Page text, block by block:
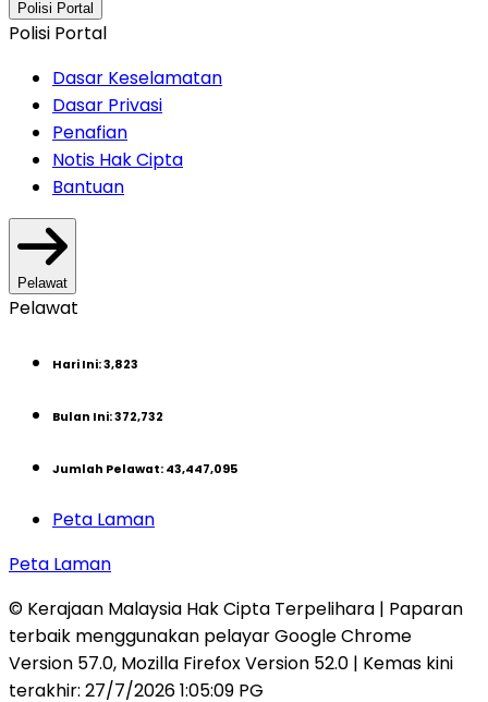
Polisi Portal
Polisi Portal
Dasar Keselamatan
Dasar Privasi
Penafian
Notis Hak Cipta
Bantuan
Pelawat
Pelawat
Hari Ini:3,823
Bulan Ini:372,732
Jumlah Pelawat: 43,447,095
Peta Laman
Peta Laman
© Kerajaan Malaysia Hak Cipta Terpelihara | Paparan
terbaik menggunakan pelayar Google Chrome
Version 57.0, Mozilla Firefox Version 52.0 | Kemas kini
terakhir: 27/7/2026 1:05:09 PG